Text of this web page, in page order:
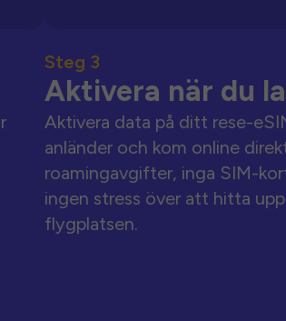
Steg 3
Aktivera när du
Aktivera data på ditt rese-
anländer och kom online
roamingavgifter, inga SIM-
ingen stress över att hitta
flygplatsen.